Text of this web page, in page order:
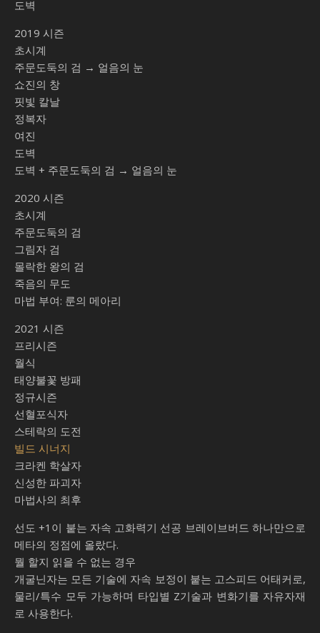
도벽
2019 시즌
초시계
주문도둑의 검 → 얼음의 눈
쇼진의 창
핏빛 칼날
정복자
여진
도벽
도벽 + 주문도둑의 검 → 얼음의 눈
2020 시즌
초시계
주문도둑의 검
그림자 검
몰락한 왕의 검
죽음의 무도
마법 부여: 룬의 메아리
2021 시즌
프리시즌
월식
태양불꽃 방패
정규시즌
선혈포식자
스테락의 도전
빌드 시너지
크라켄 학살자
신성한 파괴자
마법사의 최후
선도 +1이 붙는 자속 고화력기 선공 브레이브버드 하나만으로
메타의 정점에 올랐다.
뭘 할지 읽을 수 없는 경우
개굴닌자는 모든 기술에 자속 보정이 붙는 고스피드 어태커로,
물리/특수 모두 가능하며 타입별 Z기술과 변화기를 자유자재
로 사용한다.